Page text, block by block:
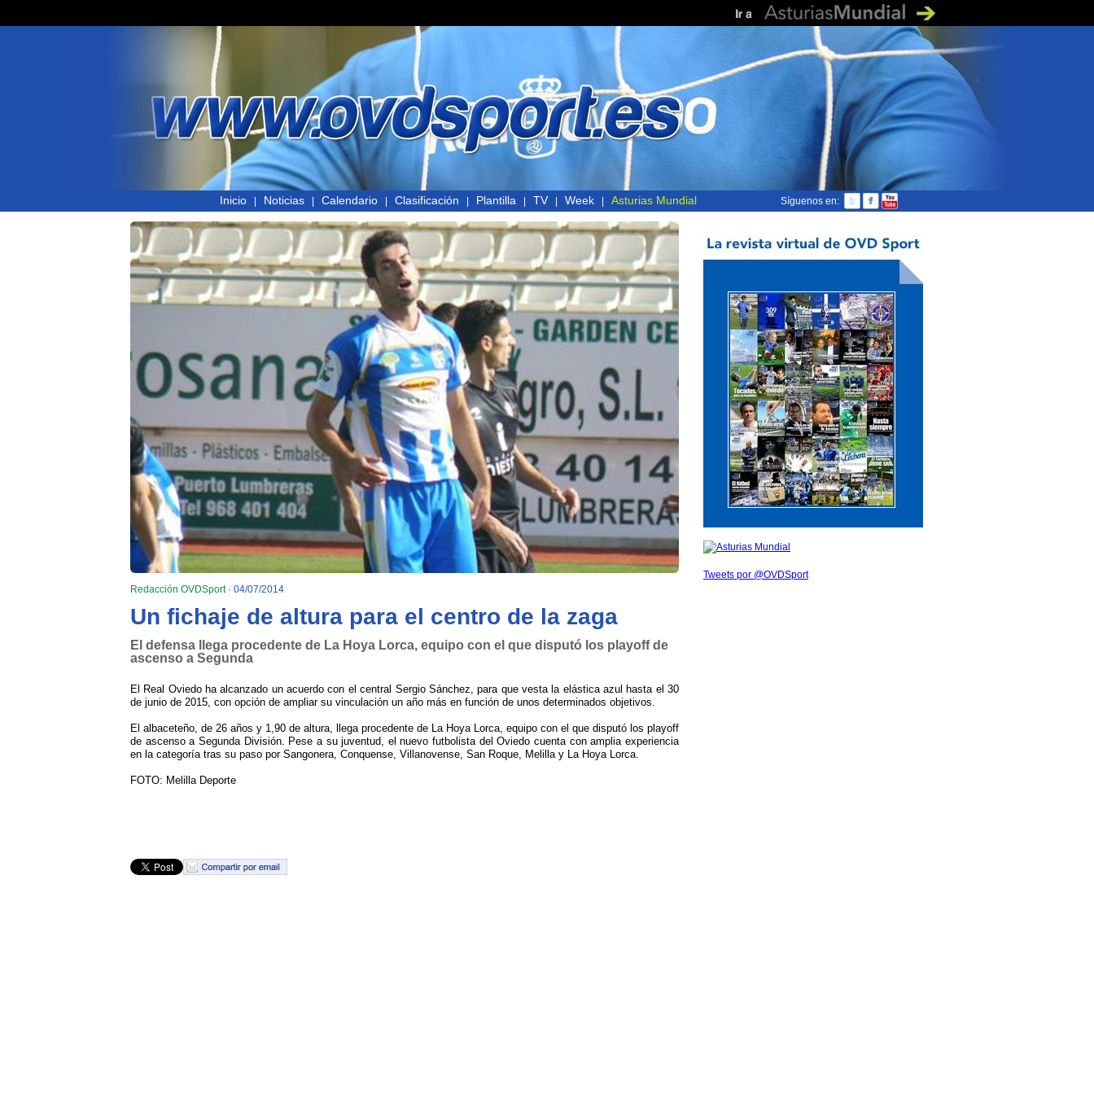
Inicio Noticias Calendario Clasificación Plantilla TV Week Asturias Mundial Síguenos en:
Redacción OVDSport· 04/07/2014
Un fichaje de altura para el centro de la zaga
El defensa llega procedente de La Hoya Lorca, equipo con el que disputó los playoff de
ascenso a Segunda
El Real Oviedo ha alcanzado un acuerdo con el central Sergio Sánchez, para que vesta la elástica azul hasta el 30
de junio de 2015, con opción de ampliar su vinculación un año más en función de unos determinados objetivos.
El albaceteño, de 26 años y 1,90 de altura, llega procedente de La Hoya Lorca, equipo con el que disputó los playoff
de ascenso a Segunda División. Pese a su juventud, el nuevo futbolista del Oviedo cuenta con amplia experiencia
en la categoría tras su paso por Sangonera, Conquense, Villanovense, San Roque, Melilla y La Hoya Lorca.
FOTO: Melilla Deporte
Tweets por @OVDSport